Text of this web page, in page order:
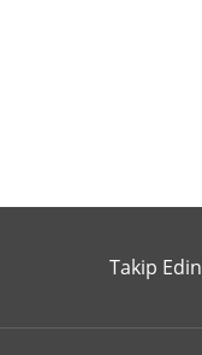
Takip Edin